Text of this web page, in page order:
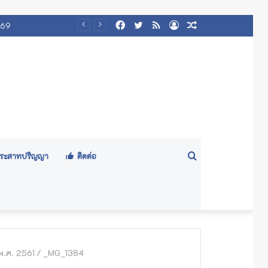
Log
RSS
Twitter
Facebook
ะสาทปริญญา ติดต่อ
ศ. 2561 / _MG_1384